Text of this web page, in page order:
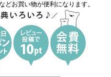
どお買い物が便利になります。